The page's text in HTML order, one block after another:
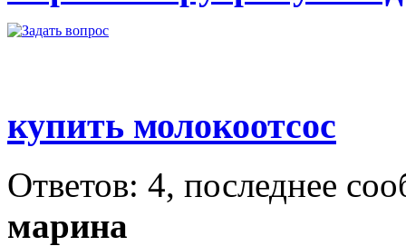
купить молокоотсос
Ответов: 4, последнее
марина